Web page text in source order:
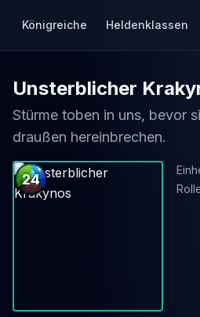
Königreiche Heldenklassen
Unsterblicher
Stürme toben in uns, bevor
draußen hereinbrechen.
24